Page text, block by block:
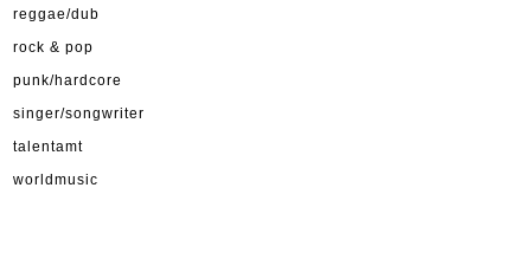
reggae/dub
rock & pop
punk/hardcore
singer/songwriter
talentamt
worldmusic